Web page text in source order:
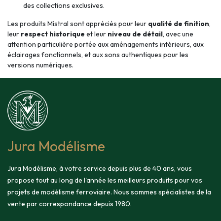
des collections exclusives.
Les produits Mistral sont appréciés pour leur qualité de finition,
leur respect historique et leur niveau de détail, avec une
attention particulière portée aux aménagements intérieurs, aux
éclairages fonctionnels, et aux sons authentiques pour les
versions numériques.
Jura Modélisme
Jura Modélisme, à votre service depuis plus de 40 ans, vous
propose tout au long de l'année les meilleurs produits pour vos
projets de modélisme ferroviaire. Nous sommes spécialistes de la
vente par correspondance depuis 1980.